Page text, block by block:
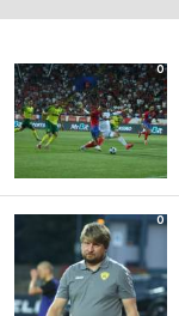
0
0